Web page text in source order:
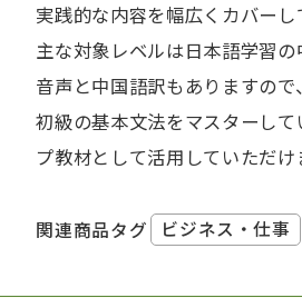
実践的な内容を幅広くカバーし
主な対象レベルは日本語学習の
音声と中国語訳もありますので、
初級の基本文法をマスターし
プ教材として活用していただけ
関連商品タグ ビジネス・仕事